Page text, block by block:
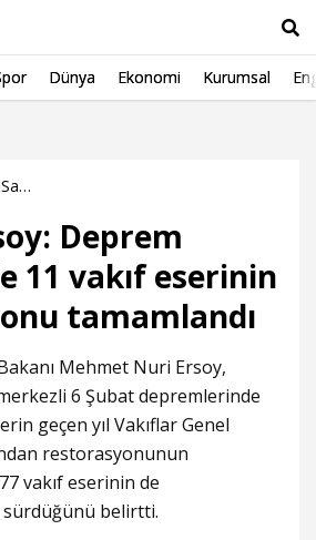
Dünya Ekonomi Kurumsal
Kültür&Sanat Haberleri
Deprem
11 vakıf eserinin
tamamlandı
Mehmet Nuri Ersoy,
6 Şubat depremlerinde
geçen yıl Vakıflar Genel
restorasyonunun
vakıf eserinin de
belirtti.